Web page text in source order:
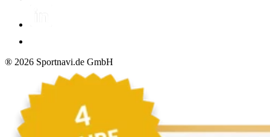
® 2026 Sportnavi.de GmbH